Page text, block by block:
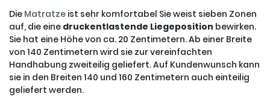
Die Matratze ist sehr komfortabel Sie weist sieben Zonen
auf, die eine druckentlastende Liegeposition bewirken.
Sie hat eine Höhe von ca. 20 Zentimetern. Ab einer Breite
von 140 Zentimetern wird sie zur vereinfachten
Handhabung zweiteilig geliefert. Auf Kundenwunsch kann
sie in den Breiten 140 und 160 Zentimetern auch einteilig
geliefert werden.